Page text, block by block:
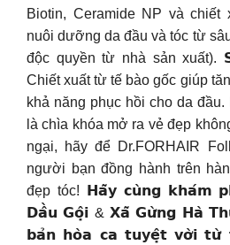
Biotin, Ceramide NP và chiết
nuôi dưỡng da đầu và tóc từ
độc quyền từ nhà sản xuất).
Chiết xuất từ tế bào gốc giúp
khả năng phục hồi cho da
là chìa khóa mở ra vẻ đẹp
ngại, hãy để Dr.FORHAIR
người bạn đồng hành trên
đẹp tóc! 𝗛𝗮̃𝘆 𝗰𝘂̀𝗻𝗴 𝗸𝗵𝗮́𝗺
𝗗𝗮̂̀𝘂 𝗚𝗼̣̂𝗶 & 𝗫𝗮̃ 𝗚𝘂̛̀𝗻𝗴 𝗛𝗮̀
𝗯𝗮̉𝗻 𝗵𝗼̀𝗮 𝗰𝗮 𝘁𝘂𝘆𝗲̣̂𝘁 𝘃𝗼̛̀𝗶 𝘁𝘂̛̀